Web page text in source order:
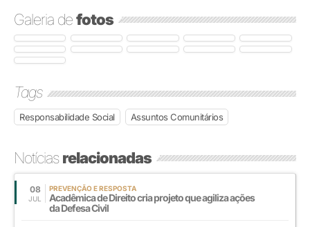
Galeria defotos
Tags
Responsabilidade Social Assuntos Comunitários
Notíciasrelacionadas
08
JUL
PREVENÇÃO E RESPOSTA
Acadêmica de Direito cria projeto que agiliza ações
da Defesa Civil